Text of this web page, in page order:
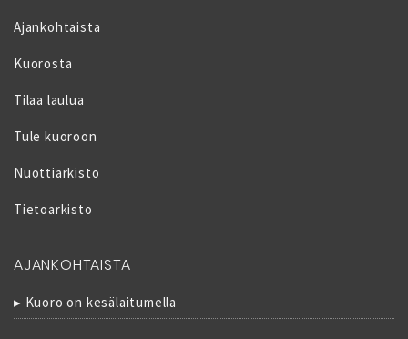
Ajankohtaista
Kuorosta
Tilaa laulua
Tule kuoroon
Nuottiarkisto
Tietoarkisto
AJANKOHTAISTA
Kuoro on kesälaitumella